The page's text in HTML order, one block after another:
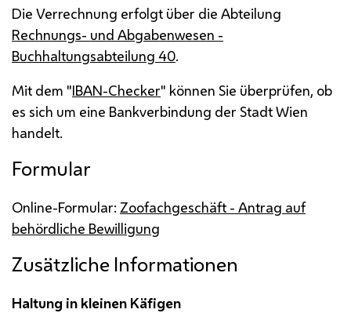
Die Verrechnung erfolgt über die Abteilung
Rechnungs- und Abgabenwesen -
Buchhaltungsabteilung 40.
Mit dem "IBAN-Checker" können Sie überprüfen, ob
es sich um eine Bankverbindung der Stadt Wien
handelt.
Formular
Online-Formular: Zoofachgeschäft - Antrag auf
behördliche Bewilligung
Zusätzliche Informationen
Haltung in kleinen Käfigen